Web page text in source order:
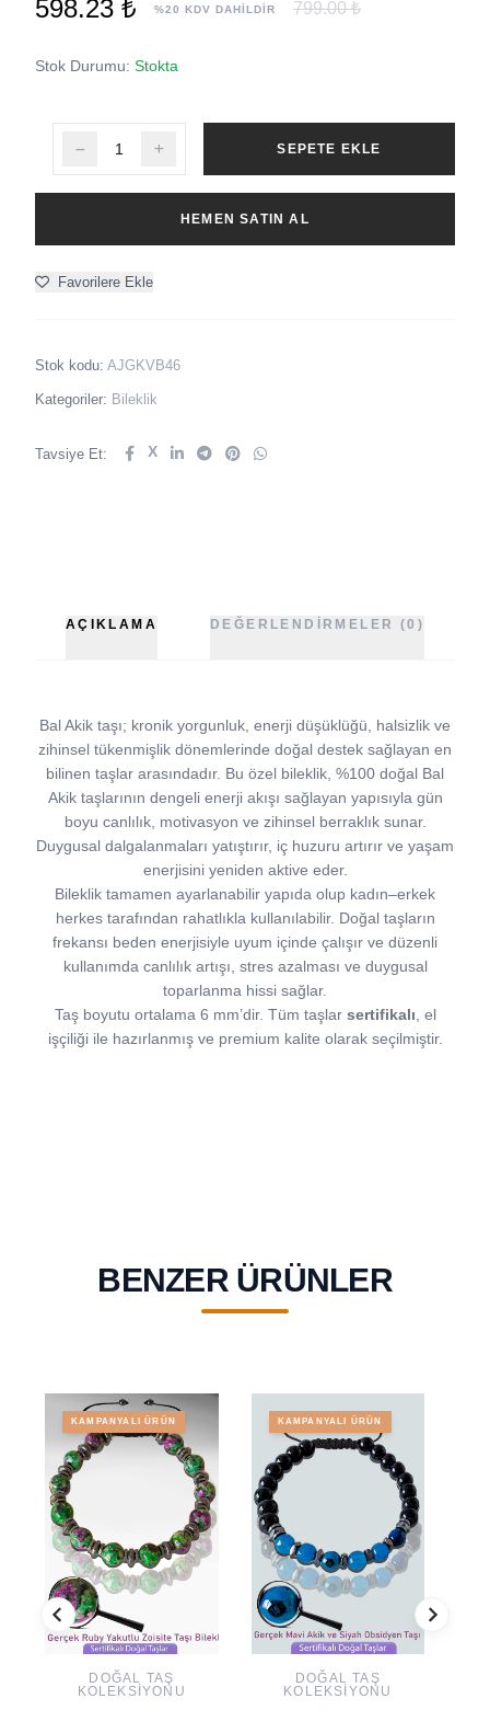
598.23 ₺ %20 KDV DAHİLDİR 799.00 ₺
Stok Durumu: Stokta
SEPETE EKLE
HEMEN SATIN AL
Favorilere Ekle
Stok kodu: AJGKVB46
Kategoriler: Bileklik
Tavsiye Et: X
AÇIKLAMA DEĞERLENDIRMELER (0)
Bal Akik taşı; kronik yorgunluk, enerji düşüklüğü, halsizlik ve
zihinsel tükenmişlik dönemlerinde doğal destek sağlayan en
bilinen taşlar arasındadır. Bu özel bileklik, %100 doğal Bal
Akik taşlarının dengeli enerji akışı sağlayan yapısıyla gün
boyu canlılık, motivasyon ve zihinsel berraklık sunar.
Duygusal dalgalanmaları yatıştırır, iç huzuru artırır ve yaşam
enerjisini yeniden aktive eder.
Bileklik tamamen ayarlanabilir yapıda olup kadın–erkek
herkes tarafından rahatlıkla kullanılabilir. Doğal taşların
frekansı beden enerjisiyle uyum içinde çalışır ve düzenli
kullanımda canlılık artışı, stres azalması ve duygusal
toparlanma hissi sağlar.
Taş boyutu ortalama 6 mm’dir. Tüm taşlar sertifikalı , el
işçiliği ile hazırlanmış ve premium kalite olarak seçilmiştir.
BENZER ÜRÜNLER
KAMPANYALI ÜRÜN
DOĞAL TAŞ
KOLEKSIYONU
KAMPANYALI ÜRÜN
DOĞAL TAŞ
KOLEKSIYONU